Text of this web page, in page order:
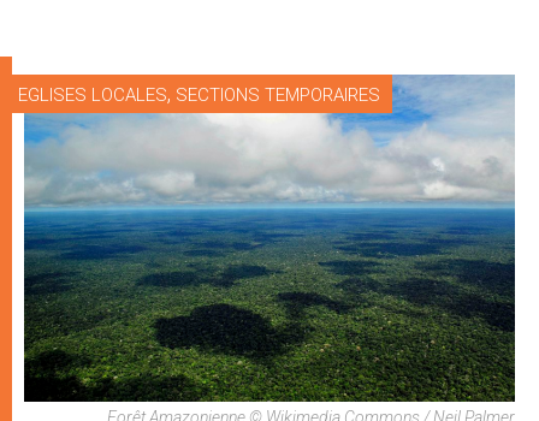
EGLISES LOCALES, SECTIONS TEMPORAIRES